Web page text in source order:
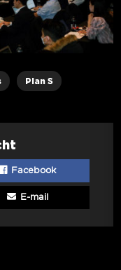
Plan S
Facebook
E-mail